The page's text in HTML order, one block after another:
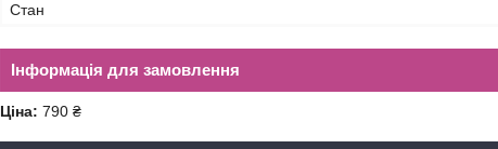
Стан
Інформація для замовлення
Ціна: 790 ₴